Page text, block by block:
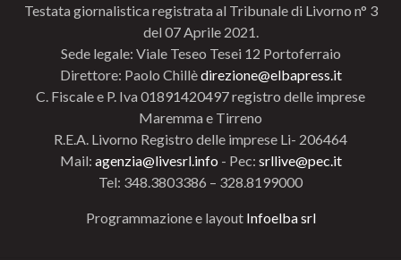
Testata giornalistica registrata al Tribunale di Livorno n° 3
del 07 Aprile 2021.
Sede legale: Viale Teseo Tesei 12 Portoferraio
Direttore: Paolo Chillèdirezione@elbapress.it
C. Fiscale e P. Iva 01891420497 registro delle imprese
Maremma e Tirreno
R.E.A. Livorno Registro delle imprese Li- 206464
Mail: agenzia@livesrl.info - Pec: srllive@pec.it
Tel: 348.3803386 – 328.8199000
Programmazione e layout Infoelba srl